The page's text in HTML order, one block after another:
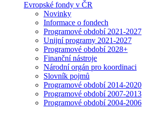
Evropské fondy v ČR
Novinky
Informace o fondech
Programové období 2021-2027
Unijní programy 2021-2027
Programové období 2028+
Finanční nástroje
Národní orgán pro koordinaci
Slovník pojmů
Programové období 2014-2020
Programové období 2007-2013
Programové období 2004-2006